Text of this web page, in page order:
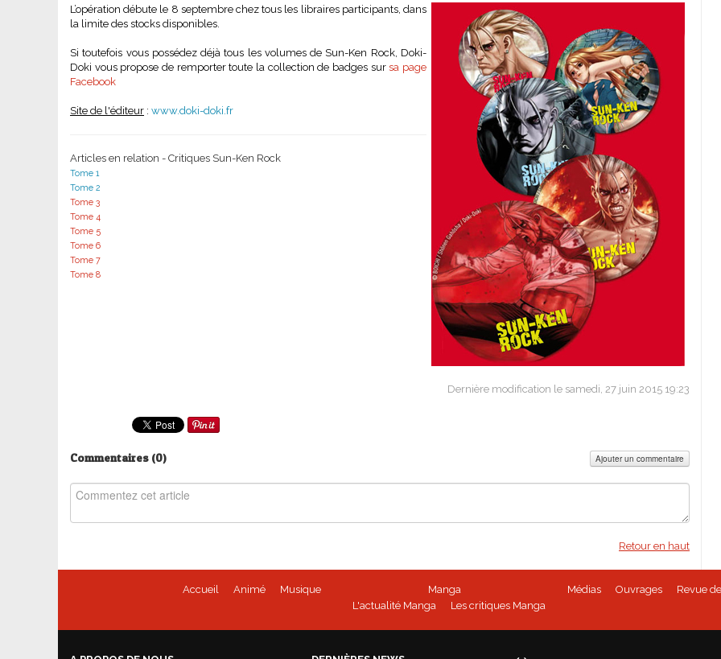
L’opération débute le 8 septembre chez tous les libraires participants, dans
la limite des stocks disponibles.
Si toutefois vous possédez déjà tous les volumes de Sun-Ken Rock, Doki-
Doki vous propose de remporter toute la collection de badges sursa page
Facebook
Site de l'éditeur : www.doki-doki.fr
Articles en relation - Critiques Sun-Ken Rock
Tome 1
Tome 2
Tome 3
Tome 4
Tome 5
Tome 6
Tome 7
Tome 8
Dernière modification le samedi, 27 juin 2015 19:23
Commentaires (0) Ajouter un commentaire
Retour en haut
Accueil Animé Musique
Manga
L'actualité Manga
Les critiques Manga
Médias Ouvrages Revue